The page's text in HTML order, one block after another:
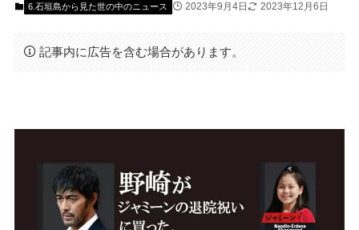
6.石垣島から見た世の中のニュース 2023年9月4日 2023年12月6日
記事内に広告を含む場合があります。